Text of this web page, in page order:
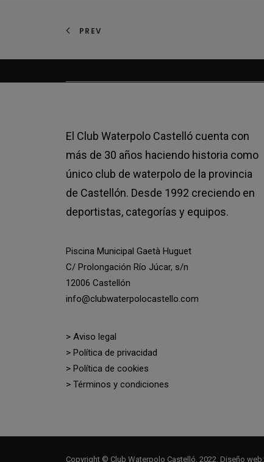
PREV
El Club Waterpolo Castelló cuenta con
más de 30 años haciendo historia como
único club de waterpolo de la provincia
de Castellón. Desde 1992 creciendo en
deportistas, categorías y equipos.
Piscina Municipal Gaetà Huguet
C/ Prolongación Río Júcar, s/n
12006 Castellón
info@clubwaterpolocastello.com
> Aviso legal
> Política de privacidad
> Política de cookies
> Términos y condiciones
Copyright © Club Waterpolo Castelló, 2022. Diseño web: